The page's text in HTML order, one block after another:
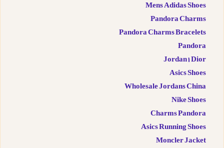
Mens Adidas Shoes
Pandora Charms
Pandora Charms Bracelets
Pandora
Jordan 1 Dior
Asics Shoes
Wholesale Jordans China
Nike Shoes
Charms Pandora
Asics Running Shoes
Moncler Jacket